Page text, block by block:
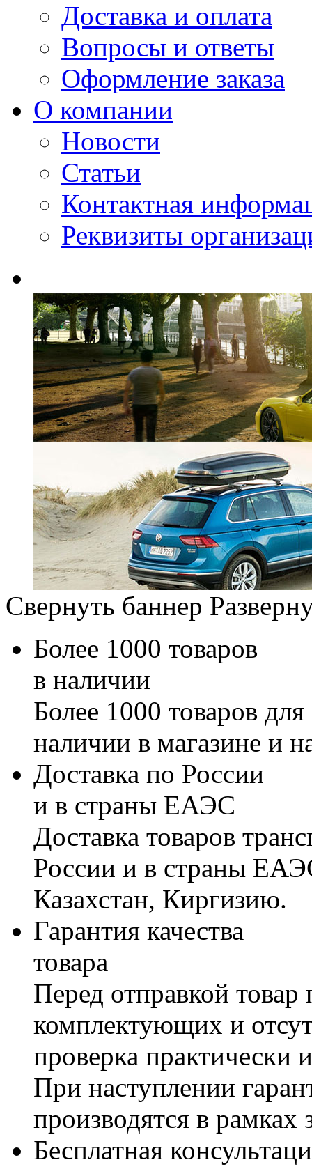
Доставка и оплата
Вопросы и ответы
Оформление заказа
О компании
Новости
Статьи
Контактная
Реквизиты
Свернуть баннер
Более 1000 товаров
в наличии
Более 1000 товаров
наличии в магазине и
Доставка по России
и в страны ЕАЭС
Доставка товаров
России и в страны
Казахстан, Киргизию.
Гарантия качества
товара
Перед отправкой товар
комплектующих и
проверка практически
При наступлении
производятся в рамках
Бесплатная